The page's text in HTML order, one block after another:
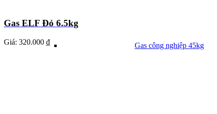
Gas công nghiệp 45kg
Gas ELF Đỏ 6.5kg
Giá: 320.000 ₫